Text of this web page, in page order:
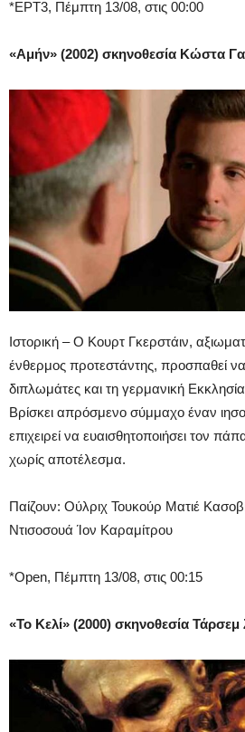
*ΕΡΤ3, Πέμπτη 13/08, στις 00:00
«Αμήν» (2002) σκηνοθεσία Κώστα
Ιστορική – Ο Κουρτ Γκερστάιν,
ένθερμος προτεστάντης, προσπαθεί
διπλωμάτες και τη γερμανική
Βρίσκει απρόσμενο σύμμαχο έναν
επιχειρεί να ευαισθητοποιήσει τον
χωρίς αποτέλεσμα.
Παίζουν: Ούλριχ Τουκούρ Ματιέ
Ντισοσουά Ίον Καραμίτρου
*Open, Πέμπτη 13/08, στις 00:15
«Το Κελί» (2000) σκηνοθεσία Τάρσεμ